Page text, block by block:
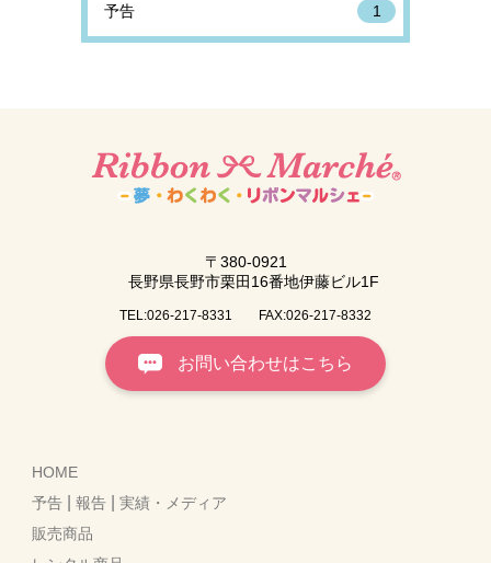
予告 1
〒380-0921
長野県長野市栗田16番地伊藤ビル1F
TEL:026-217-8331 FAX:026-217-8332
お問い合わせはこちら
HOME
予告 |報告 |実績・メディア
販売商品